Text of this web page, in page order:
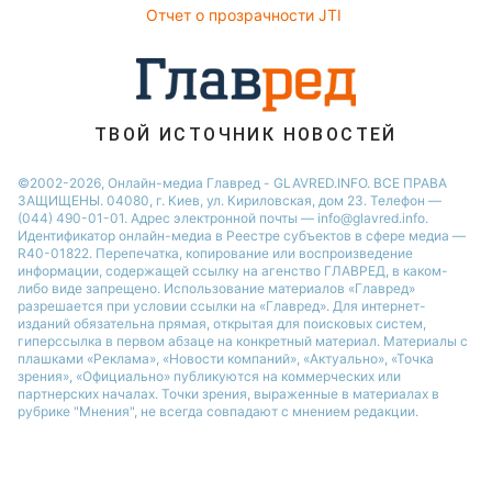
София Ротару
Советы от Андре Тана
Отчет о прозрачности JTI
ТВОЙ ИСТОЧНИК НОВОСТЕЙ
©2002-2026, Онлайн-медиа Главред - GLAVRED.INFO. ВСЕ ПРАВА
ЗАЩИЩЕНЫ. 04080, г. Киев, ул. Кириловская, дом 23. Телефон —
(044) 490-01-01. Адрес электронной почты — info@glavred.info.
Идентификатор онлайн-медиа в Реестре cубъектов в сфере медиа —
R40-01822. Перепечатка, копирование или воспроизведение
информации, содержащей ссылку на агенство ГЛАВРЕД, в каком-
либо виде запрещено. Использование материалов «Главред»
разрешается при условии ссылки на «Главред». Для интернет-
изданий обязательна прямая, открытая для поисковых систем,
гиперссылка в первом абзаце на конкретный материал. Материалы с
плашками «Реклама», «Новости компаний», «Актуально», «Точка
зрения», «Официально» публикуются на коммерческих или
партнерских началах. Точки зрения, выраженные в материалах в
рубрике "Мнения", не всегда совпадают с мнением редакции.